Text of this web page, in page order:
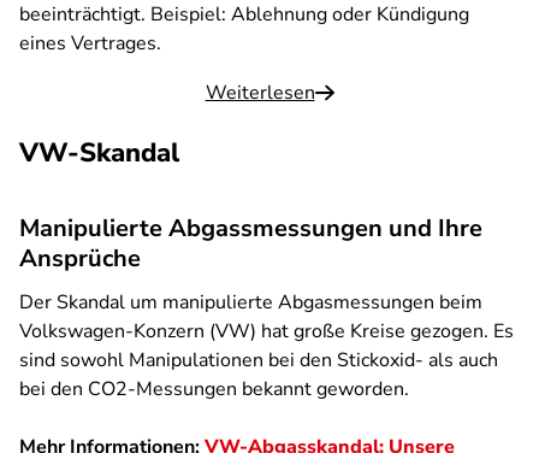
beeinträchtigt. Beispiel: Ablehnung oder Kündigung
eines Vertrages.
Weiterlesen
VW-Skandal
Manipulierte Abgassmessungen und Ihre
Ansprüche
Der Skandal um manipulierte Abgasmessungen beim
Volkswagen-Konzern (VW) hat große Kreise gezogen. Es
sind sowohl Manipulationen bei den Stickoxid- als auch
bei den CO2-Messungen bekannt geworden.
Mehr Informationen:VW-Abgasskandal: Unsere